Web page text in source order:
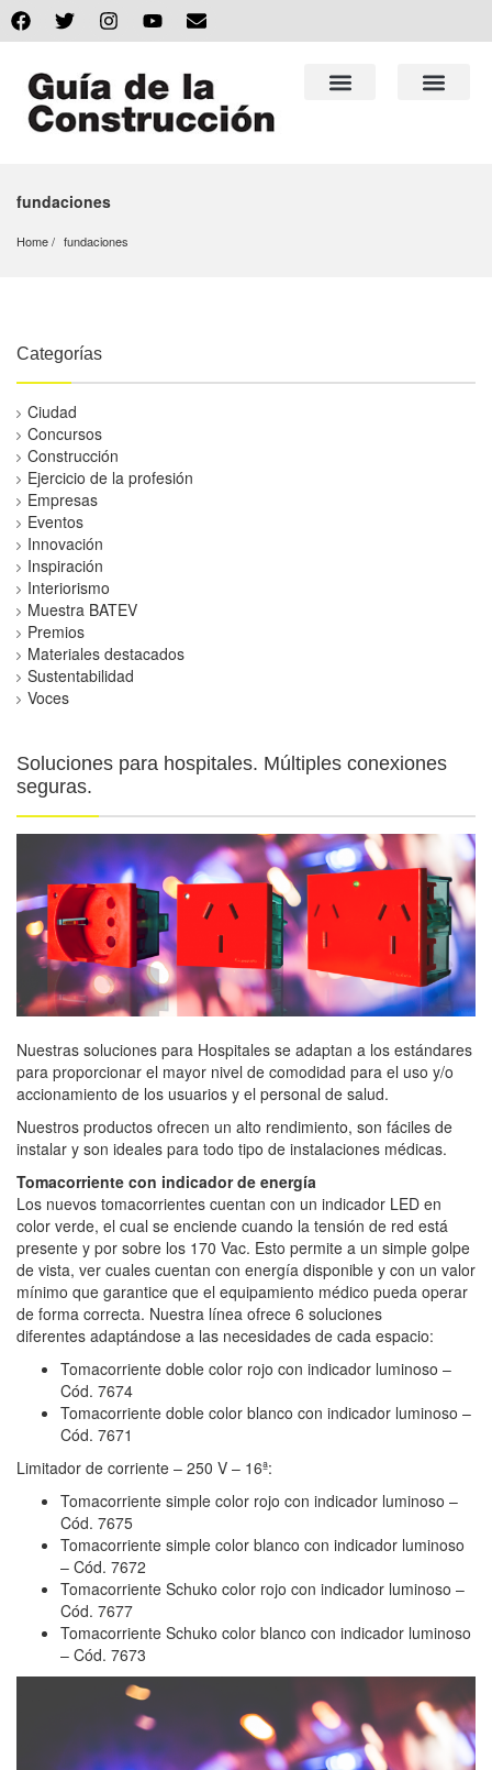
fundaciones
Home fundaciones
Categorías
Ciudad
Concursos
Construcción
Ejercicio de la profesión
Empresas
Eventos
Innovación
Inspiración
Interiorismo
Muestra BATEV
Premios
Materiales destacados
Sustentabilidad
Voces
Soluciones para hospitales. Múltiples conexiones
seguras.
Nuestras soluciones para Hospitales se adaptan a los estándares
para proporcionar el mayor nivel de comodidad para el uso y/o
accionamiento de los usuarios y el personal de salud.
Nuestros productos ofrecen un alto rendimiento, son fáciles de
instalar y son ideales para todo tipo de instalaciones médicas.
Tomacorriente con indicador de energía
Los nuevos tomacorrientes cuentan con un indicador LED en
color verde, el cual se enciende cuando la tensión de red está
presente y por sobre los 170 Vac. Esto permite a un simple golpe
de vista, ver cuales cuentan con energía disponible y con un valor
mínimo que garantice que el equipamiento médico pueda operar
de forma correcta. Nuestra línea ofrece 6 soluciones
diferentes adaptándose a las necesidades de cada espacio:
Tomacorriente doble color rojo con indicador luminoso –
Cód. 7674
Tomacorriente doble color blanco con indicador luminoso –
Cód. 7671
Limitador de corriente – 250 V – 16ª:
Tomacorriente simple color rojo con indicador luminoso –
Cód. 7675
Tomacorriente simple color blanco con indicador luminoso
– Cód. 7672
Tomacorriente Schuko color rojo con indicador luminoso –
Cód. 7677
Tomacorriente Schuko color blanco con indicador luminoso
– Cód. 7673